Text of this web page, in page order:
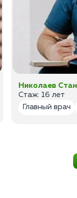
Николаев
Стаж: 16 лет
Главный врач